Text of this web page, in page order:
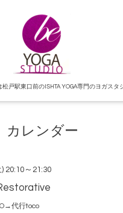
戸駅東口前のISHTA YOGA専門のヨガスタ
カレンダー
20:10～21:30
代行toco